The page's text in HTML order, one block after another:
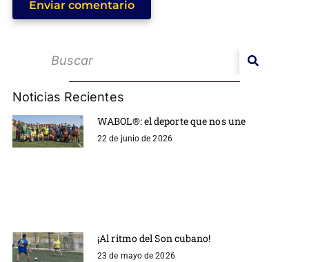
Enviar comentario
Noticias Recientes
WABOL®: el deporte que nos une
22 de junio de 2026
¡Al ritmo del Son cubano!
23 de mayo de 2026